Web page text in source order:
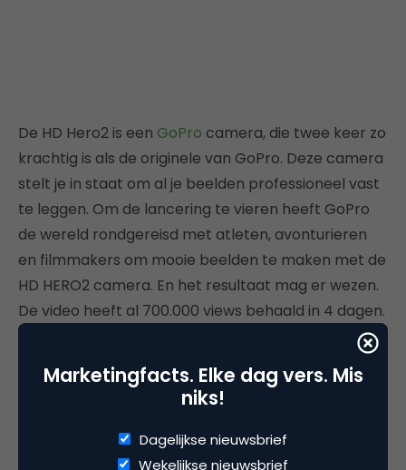
De HD Hero2 is een GoPro camera, die twee keer zo
krachtig is als de originele van GoPro. Deze camera
stelt je in staat om al je beelden professioneel vast
te leggen. Om de lancering te vieren heeft GoPro
de wereld rondgereisd met atleten, avonturieren
en filmmakers om mooie beelden te maken met de
HD HERO2 camera. En het resultaat mag er wezen.
De video heeft al 700.000 views behaald in 4 dagen.
Duck Sauce – Big Bad Wolf
Marketingfacts. Elke dag vers. Mis
niks!
Dagelijkse nieuwsbrief
Wekelijkse nieuwsbrief